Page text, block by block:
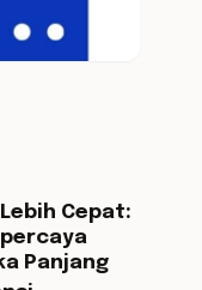
Cepat:
Panjang